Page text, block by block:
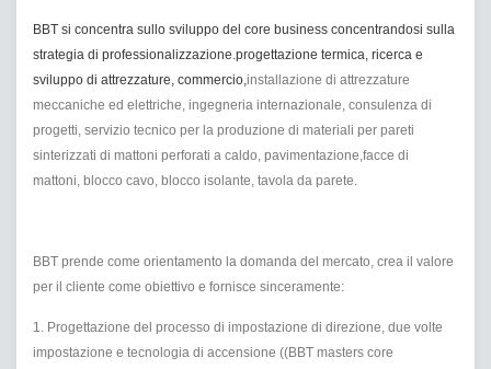
BBT si concentra sullo sviluppo del core business concentrandosi sulla
strategia di professionalizzazione.progettazione termica, ricerca e
sviluppo di attrezzature, commercio,installazione di attrezzature
meccaniche ed elettriche, ingegneria internazionale, consulenza di
progetti, servizio tecnico per la produzione di materiali per pareti
sinterizzati di mattoni perforati a caldo, pavimentazione,facce di
mattoni, blocco cavo, blocco isolante, tavola da parete.
BBT prende come orientamento la domanda del mercato, crea il valore
per il cliente come obiettivo e fornisce sinceramente:
1. Progettazione del processo di impostazione di direzione, due volte
impostazione e tecnologia di accensione ((BBT masters core